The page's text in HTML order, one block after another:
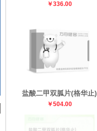
￥336.00
盐酸二甲双胍片(格华止)
￥504.00